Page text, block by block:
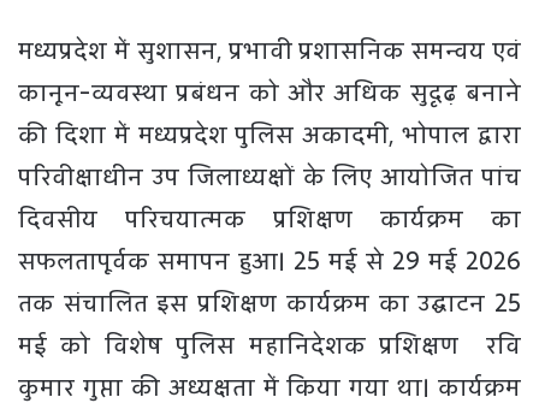
मध्यप्रदेश में सुशासन, प्रभावी प्रशासनिक समन्वय एवं
कानून-व्यवस्था प्रबंधन को और अधिक सुदृढ़ बनाने
की दिशा में मध्यप्रदेश पुलिस अकादमी, भोपाल द्वारा
परिवीक्षाधीन उप जिलाध्यक्षों के लिए आयोजित पांच
दिवसीय परिचयात्मक प्रशिक्षण कार्यक्रम का
सफलतापूर्वक समापन हुआ। 25 मई से 29 मई 2026
तक संचालित इस प्रशिक्षण कार्यक्रम का उद्घाटन 25
मई को विशेष पुलिस महानिदेशक प्रशिक्षण रवि
कुमार गुप्ता की अध्यक्षता में किया गया था। कार्यक्रम